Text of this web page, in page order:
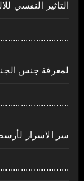
التاثير النفسي
لمعرفة جنس
سر الاسرار